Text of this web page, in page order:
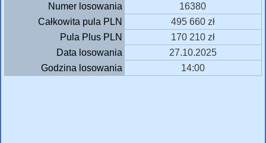
Numer losowania
16380
Całkowita pula PLN
495 660 zł
Pula Plus PLN
170 210 zł
Data losowania
27.10.2025
Godzina losowania
14:00